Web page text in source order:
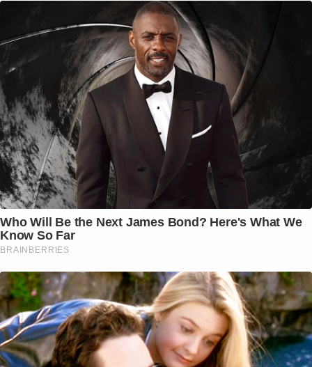
Who Will Be the Next James Bond? Here's What We
Know So Far
BRAINBERRIES